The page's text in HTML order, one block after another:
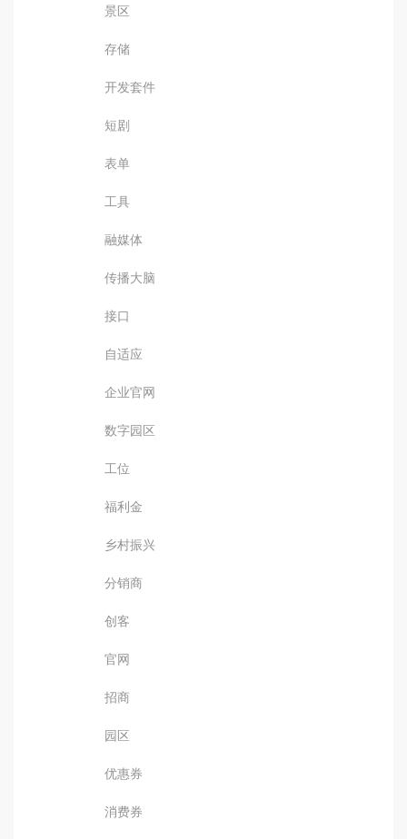
景区
存储
开发套件
短剧
表单
工具
融媒体
传播大脑
接口
自适应
企业官网
数字园区
工位
福利金
乡村振兴
分销商
创客
官网
招商
园区
优惠券
消费券